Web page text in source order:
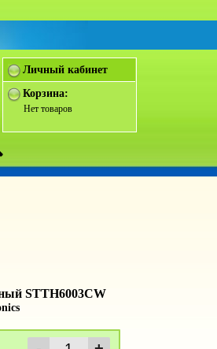
Личный кабинет
Корзина:
Нет товаров
STTH6003CW